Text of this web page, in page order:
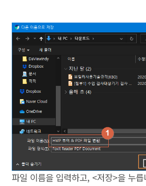
파일 이름을 입력하고, <저장>을 누릅